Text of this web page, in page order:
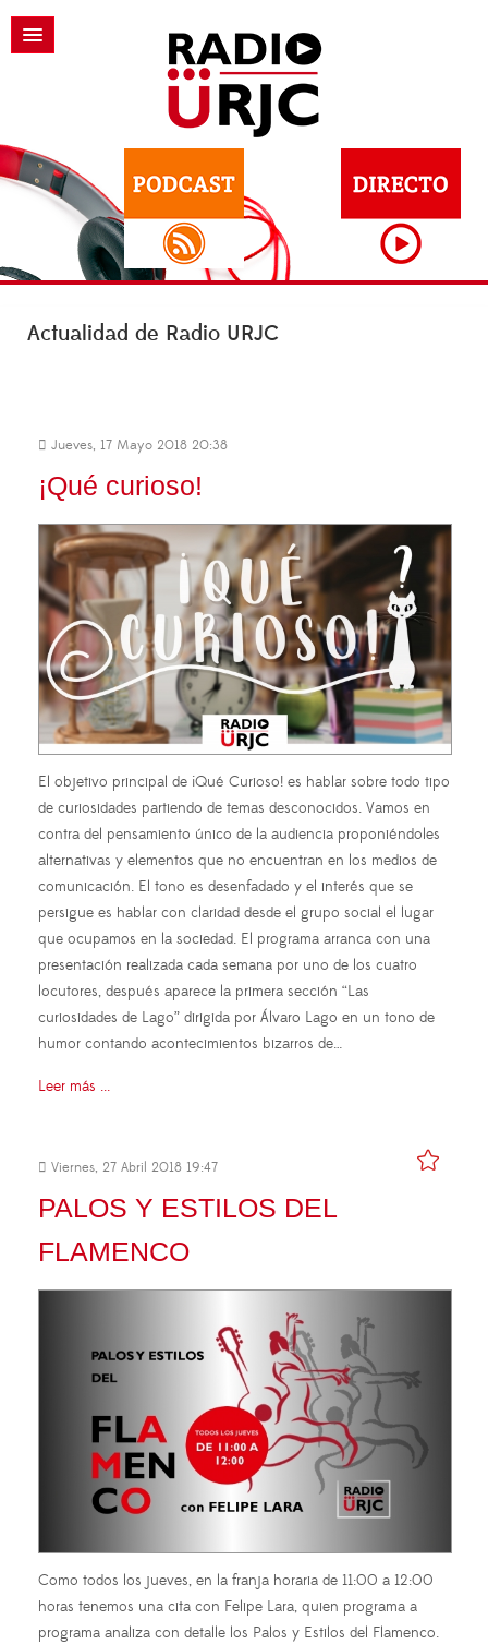
Actualidad de Radio URJC
Jueves, 17 Mayo 2018 20:38
¡Qué curioso!
El objetivo principal de ¡Qué Curioso! es hablar sobre todo tipo
de curiosidades partiendo de temas desconocidos. Vamos en
contra del pensamiento único de la audiencia proponiéndoles
alternativas y elementos que no encuentran en los medios de
comunicación. El tono es desenfadado y el interés que se
persigue es hablar con claridad desde el grupo social el lugar
que ocupamos en la sociedad. El programa arranca con una
presentación realizada cada semana por uno de los cuatro
locutores, después aparece la primera sección “Las
curiosidades de Lago” dirigida por Álvaro Lago en un tono de
humor contando acontecimientos bizarros de…
Leer más ...
Viernes, 27 Abril 2018 19:47
PALOS Y ESTILOS DEL
FLAMENCO
Como todos los jueves, en la franja horaria de 11:00 a 12:00
horas tenemos una cita con Felipe Lara, quien programa a
programa analiza con detalle los Palos y Estilos del Flamenco.